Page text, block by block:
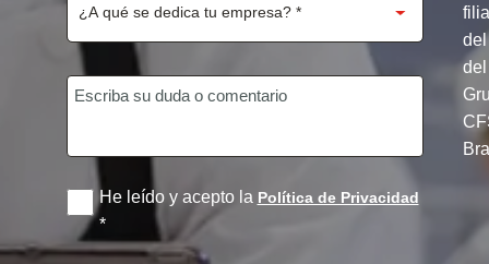
del
del
He leído y acepto la Política de Privacidad
*